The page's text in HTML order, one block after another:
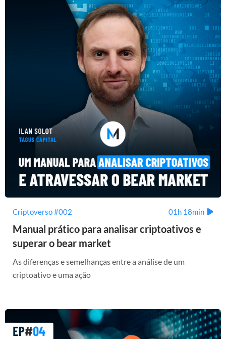
Criptoverso #002 01h 18min
Manual prático para analisar criptoativos e
superar o bear market
As diferenças e semelhanças entre a análise de um
criptoativo e uma ação